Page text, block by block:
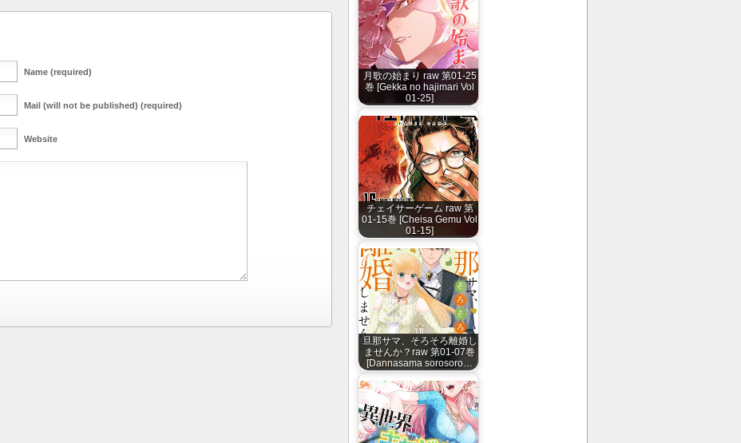
Name (required)
Mail (will not be published) (required)
Website
月歌の始まり raw 第01-25
巻 [Gekka no hajimari Vol
01-25]
チェイサーゲーム raw 第
01-15巻 [Cheisa Gemu Vol
01-15]
旦那サマ、そろそろ離婚し
ませんか？raw 第01-07巻
[Dannasama sorosoro…